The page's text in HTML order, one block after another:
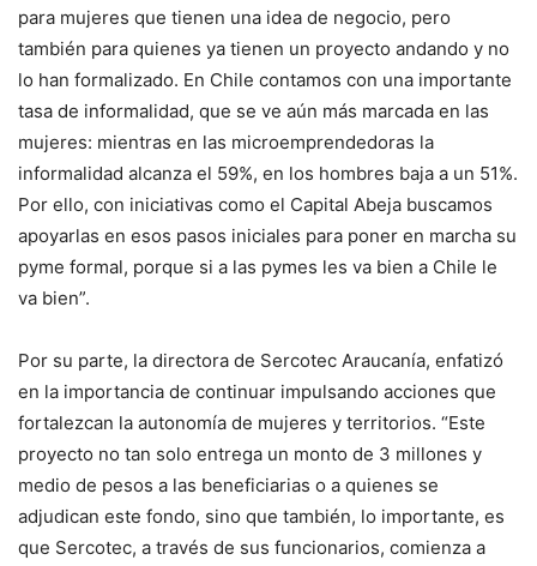
para mujeres que tienen una idea de negocio, pero
también para quienes ya tienen un proyecto andando y no
lo han formalizado. En Chile contamos con una importante
tasa de informalidad, que se ve aún más marcada en las
mujeres: mientras en las microemprendedoras la
informalidad alcanza el 59%, en los hombres baja a un 51%.
Por ello, con iniciativas como el Capital Abeja buscamos
apoyarlas en esos pasos iniciales para poner en marcha su
pyme formal, porque si a las pymes les va bien a Chile le
va bien”.
Por su parte, la directora de Sercotec Araucanía, enfatizó
en la importancia de continuar impulsando acciones que
fortalezcan la autonomía de mujeres y territorios. “Este
proyecto no tan solo entrega un monto de 3 millones y
medio de pesos a las beneficiarias o a quienes se
adjudican este fondo, sino que también, lo importante, es
que Sercotec, a través de sus funcionarios, comienza a